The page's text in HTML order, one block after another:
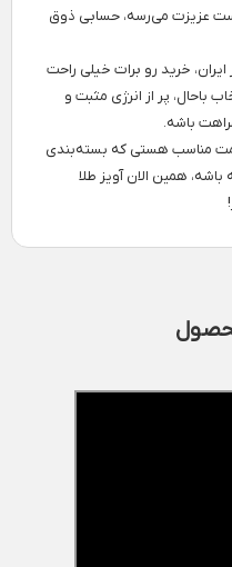
عزیزت می‌رسه، حسابی ذوق
خرید رو برات خیلی راحت
باحال، پر از انرژی مثبت و
باشه.
مناسب هستی که بسته‌بندی
همین الان آویز طلا